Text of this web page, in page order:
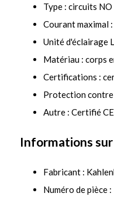
Type : circuits
Courant maximal
Unité d'éclairage
Matériau : corps
Certifications :
Protection contre
Autre : Certifié CE
Informations
Fabricant :
Numéro de pièce